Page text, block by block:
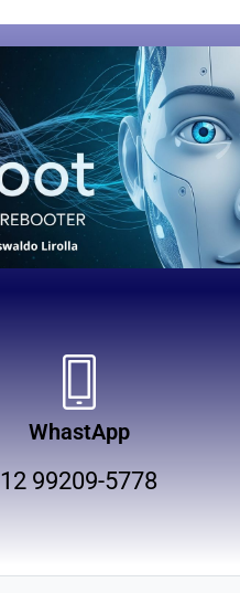
WhastApp
12 99209-5778